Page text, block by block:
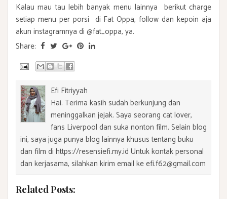
Kalau mau tau lebih banyak menu lainnya berikut charge
setiap menu per porsi di Fat Oppa, follow dan kepoin aja
akun instagramnya di @fat_oppa, ya.
Share:
Efi Fitriyyah
Hai. Terima kasih sudah berkunjung dan
meninggalkan jejak. Saya seorang cat lover,
fans Liverpool dan suka nonton film. Selain blog
ini, saya juga punya blog lainnya khusus tentang buku
dan film di https://resensiefi.my.id Untuk kontak personal
dan kerjasama, silahkan kirim email ke efi.f62@gmail.com
Related Posts: